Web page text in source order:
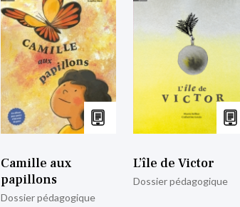
Camille aux
papillons
Dossier pédagogique
L’île de Victor
Dossier pédagogique